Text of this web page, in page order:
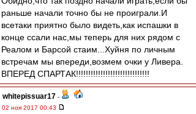
раньше начали точно бы не проиграли.И
всетаки приятно было видеть,как испашки в
конце ссали нас,мы теперь для них рядом с
Реалом и Барсой стаим...Хуйня по личным
встречам мы впереди,возмем очки у Ливера.
ВПЕРЕД СПАРТАК!!!!!!!!!!!!!!!!!!!!!!!!!!!!!!
whitepissuar17 -
02 ноя 2017 00:43